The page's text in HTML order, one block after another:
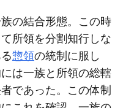
の結合形態。この時
所領を分割知行しな
惣領の統制に服し
は一族と所領の総轄
であった。この体制